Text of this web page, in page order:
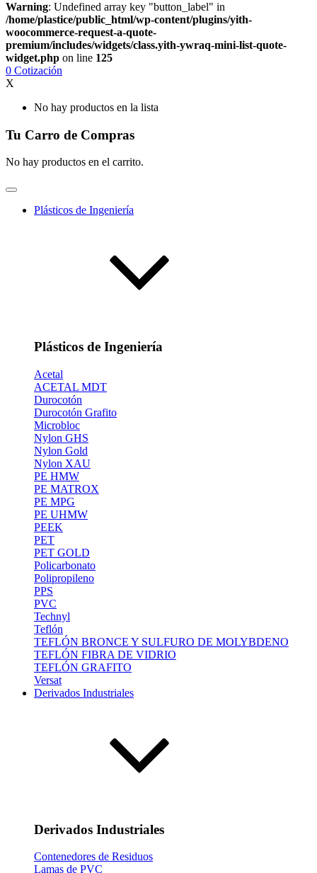
Warning: Undefined array key "button_label" in
/home/plastice/public_html/wp-content/plugins/yith-
woocommerce-request-a-quote-
premium/includes/widgets/class.yith-ywraq-mini-list-quote-
widget.php on line 125
0 Cotización
X
No hay productos en la lista
Tu Carro de Compras
No hay productos en el carrito.
Plásticos de Ingeniería
Plásticos de Ingeniería
Acetal
ACETAL MDT
Durocotón
Durocotón Grafito
Microbloc
Nylon GHS
Nylon Gold
Nylon XAU
PE HMW
PE MATROX
PE MPG
PE UHMW
PEEK
PET
PET GOLD
Policarbonato
Polipropileno
PPS
PVC
Technyl
Teflón
TEFLÓN BRONCE Y SULFURO DE MOLYBDENO
TEFLÓN FIBRA DE VIDRIO
TEFLÓN GRAFITO
Versat
Derivados Industriales
Derivados Industriales
Contenedores de Residuos
Lamas de PVC